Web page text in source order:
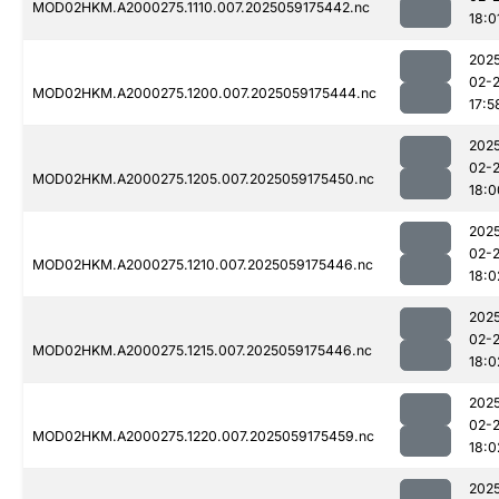
MOD02HKM.A2000275.1110.007.2025059175442.nc
MOD02HKM.A2000275.1200.007.2025059175444.nc
02-
MOD02HKM.A2000275.1205.007.2025059175450.nc
02-
MOD02HKM.A2000275.1210.007.2025059175446.nc
02-
MOD02HKM.A2000275.1215.007.2025059175446.nc
02-
MOD02HKM.A2000275.1220.007.2025059175459.nc
02-